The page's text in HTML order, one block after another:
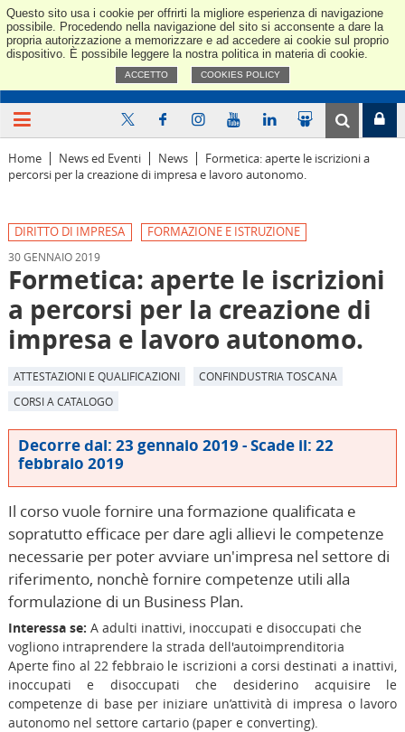
Questo sito usa i cookie per offrirti la migliore esperienza di navigazione
possibile. Procedendo nella navigazione del sito si acconsente a dare la
propria autorizzazione a memorizzare e ad accedere ai cookie sul proprio
dispositivo. È possibile leggere la nostra politica in materia di cookie.
ACCETTO COOKIES POLICY
Home News ed Eventi News
Formetica: aperte le iscrizioni a
percorsi per la creazione di impresa e lavoro autonomo.
DIRITTO DI IMPRESA FORMAZIONE E ISTRUZIONE
30 GENNAIO 2019
Formetica: aperte le iscrizioni
a percorsi per la creazione di
impresa e lavoro autonomo.
ATTESTAZIONI E QUALIFICAZIONI
CONFINDUSTRIA TOSCANA
CORSI A CATALOGO
Decorre dal: 23 gennaio 2019 - Scade il: 22
febbraio 2019
Il corso vuole fornire una formazione qualificata e
sopratutto efficace per dare agli allievi le competenze
necessarie per poter avviare un'impresa nel settore di
riferimento, nonchè fornire competenze utili alla
formulazione di un Business Plan.
Interessa se: A adulti inattivi, inoccupati e disoccupati che
vogliono intraprendere la strada dell'autoimprenditoria
Aperte fino al 22 febbraio le iscrizioni a corsi destinati a inattivi,
inoccupati e disoccupati che desiderino acquisire le
competenze di base per iniziare un’attività di impresa o lavoro
autonomo nel settore cartario (paper e converting).